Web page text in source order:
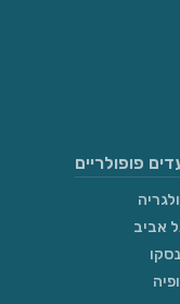
פופולריים
אביב